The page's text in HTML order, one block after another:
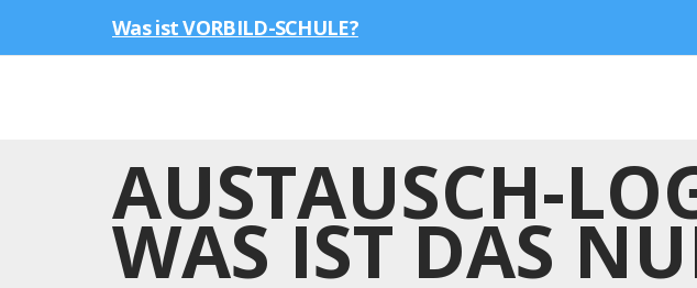
Was ist VORBILD-SCHULE?
AUSTAUSCH-
WAS IST DAS